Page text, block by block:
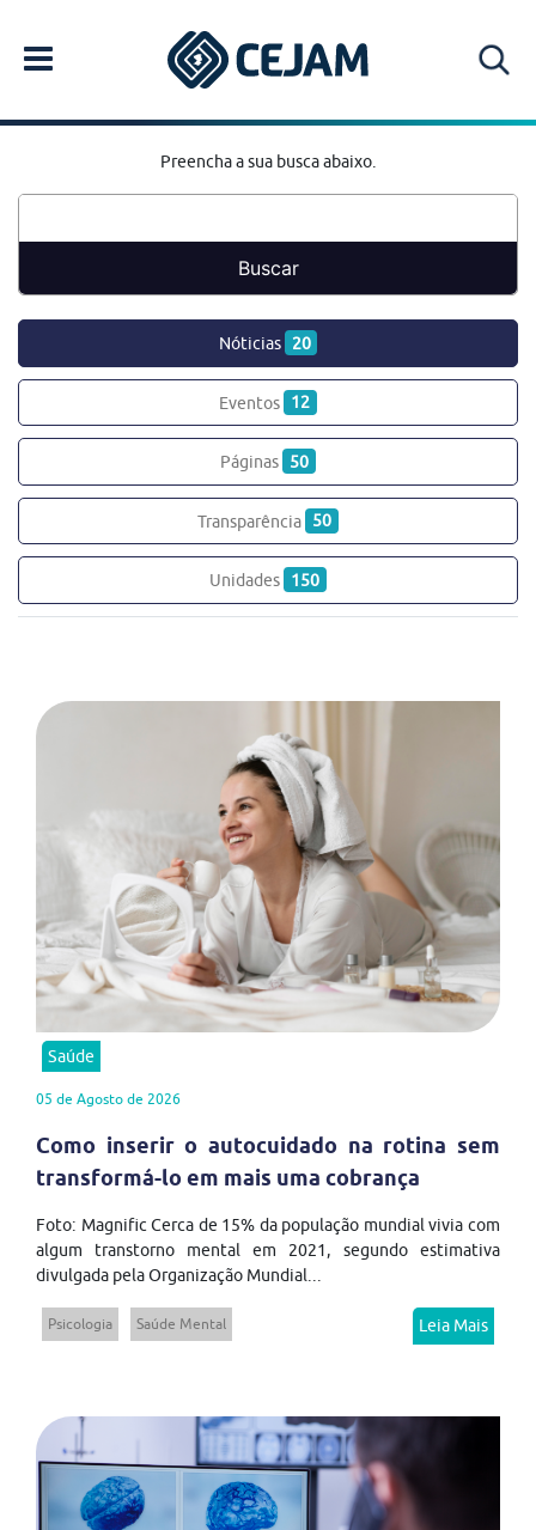
Preencha a sua busca abaixo.
Nóticias 20
Eventos 12
Páginas 50
Transparência 50
Unidades 150
Saúde
05 de Agosto de 2026
Como inserir o autocuidado na rotina sem
transformá-lo em mais uma cobrança
Foto: Magnific Cerca de 15% da população mundial vivia com
algum transtorno mental em 2021, segundo estimativa
divulgada pela Organização Mundial...
Psicologia Saúde Mental Leia Mais